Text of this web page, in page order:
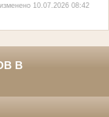
10.07.2026 08:42
В